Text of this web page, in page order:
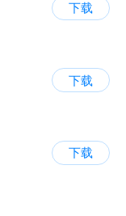
下载
下载
下载